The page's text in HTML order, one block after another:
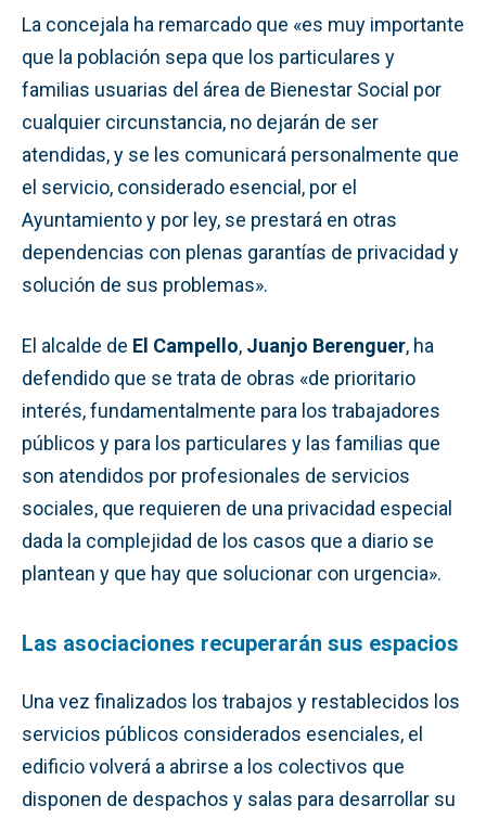
La concejala ha remarcado que «es muy importante
que la población sepa que los particulares y
familias usuarias del área de Bienestar Social por
cualquier circunstancia, no dejarán de ser
atendidas, y se les comunicará personalmente que
el servicio, considerado esencial, por el
Ayuntamiento y por ley, se prestará en otras
dependencias con plenas garantías de privacidad y
solución de sus problemas».
El alcalde de El Campello, Juanjo Berenguer, ha
defendido que se trata de obras «de prioritario
interés, fundamentalmente para los trabajadores
públicos y para los particulares y las familias que
son atendidos por profesionales de servicios
sociales, que requieren de una privacidad especial
dada la complejidad de los casos que a diario se
plantean y que hay que solucionar con urgencia».
Las asociaciones recuperarán sus espacios
Una vez finalizados los trabajos y restablecidos los
servicios públicos considerados esenciales, el
edificio volverá a abrirse a los colectivos que
disponen de despachos y salas para desarrollar su